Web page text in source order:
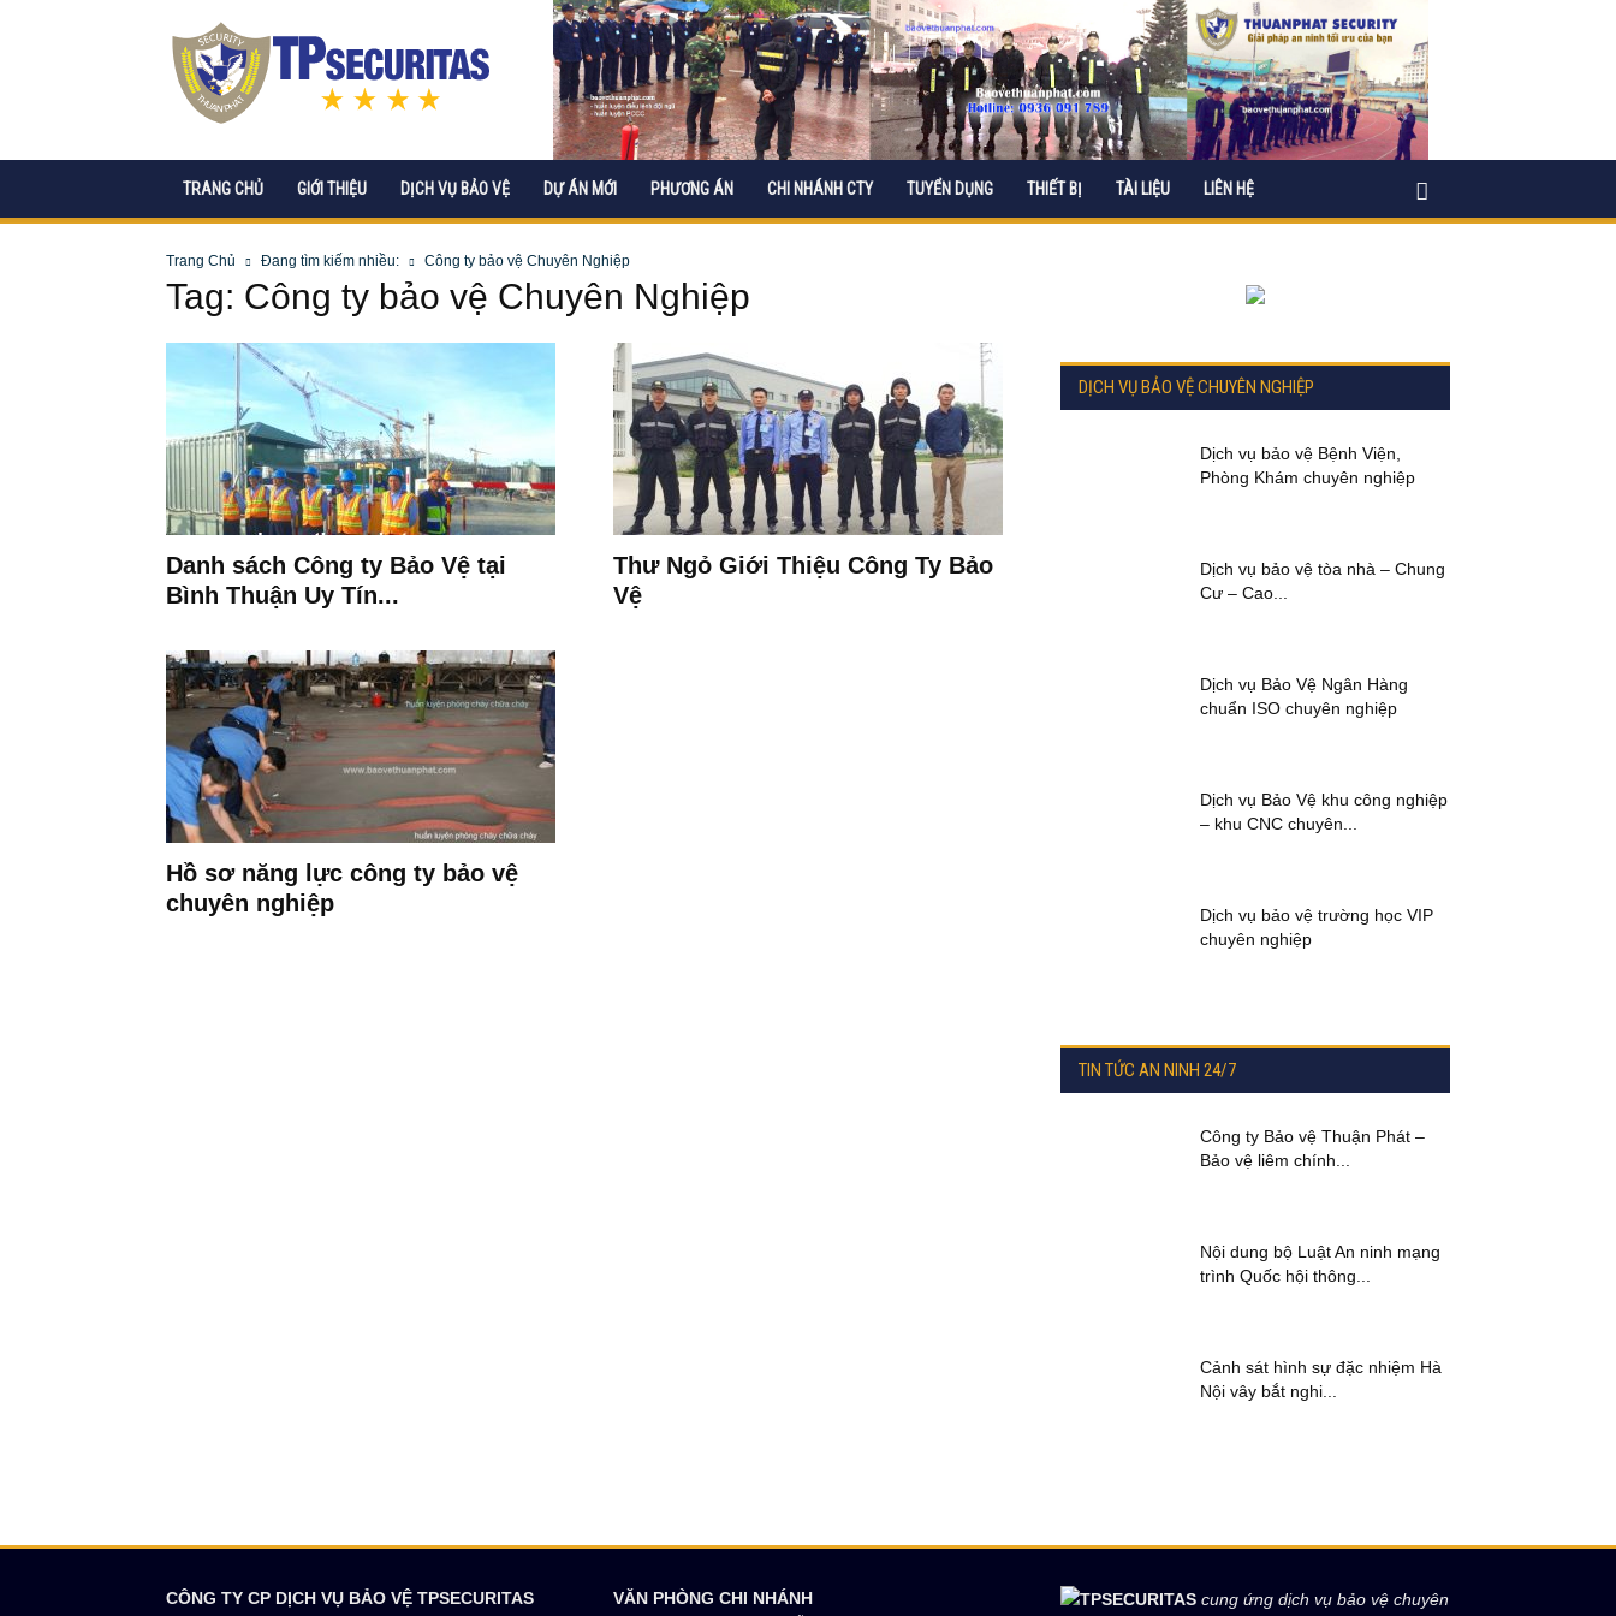
CÔNG
TY
CP
DỊCH
VỆ
TRANG CHỦ GIỚI THIỆU DỊCH VỤ BẢO VỆ DỰ ÁN MỚI PHƯƠNG ÁN CHI NHÁNH CTY TUYỂN DỤNG THIẾT BỊ TÀI LIỆU LIÊN HỆ
Trang Chủ Đang tìm kiếm nhiều: Công ty bảo vệ Chuyên Nghiệp
Tag: Công ty bảo vệ Chuyên Nghiệp
Danh sách Công ty Bảo Vệ tại
Bình Thuận Uy Tín...
Thư Ngỏ Giới Thiệu Công Ty Bảo
Vệ
Hồ sơ năng lực công ty bảo vệ
chuyên nghiệp
DỊCH VỤ BẢO VỆ CHUYÊN NGHIỆP
Dịch vụ bảo vệ Bệnh Viện,
Phòng Khám chuyên nghiệp
Dịch vụ bảo vệ tòa nhà – Chung
Cư – Cao...
Dịch vụ Bảo Vệ Ngân Hàng
chuẩn ISO chuyên nghiệp
Dịch vụ Bảo Vệ khu công nghiệp
– khu CNC chuyên...
Dịch vụ bảo vệ trường học VIP
chuyên nghiệp
TIN TỨC AN NINH 24/7
Công ty Bảo vệ Thuận Phát –
Bảo vệ liêm chính...
Nội dung bộ Luật An ninh mạng
trình Quốc hội thông...
Cảnh sát hình sự đặc nhiệm Hà
Nội vây bắt nghi...
CÔNG TY CP DỊCH VỤ BẢO VỆ TPSECURITAS
VĂN PHÒNG CHI NHÁNH
TPSECURITAS cung ứng dịch vụ bảo vệ chuyên